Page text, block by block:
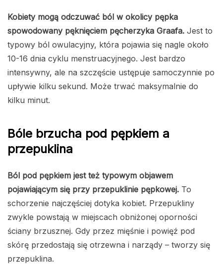
Kobiety mogą odczuwać ból w okolicy pępka
spowodowany pęknięciem pęcherzyka Graafa. Jest to
typowy ból owulacyjny, która pojawia się nagle około
10-16 dnia cyklu menstruacyjnego. Jest bardzo
intensywny, ale na szczęście ustępuje samoczynnie po
upływie kilku sekund. Może trwać maksymalnie do
kilku minut.
Bóle brzucha pod pępkiem a
przepuklina
Ból pod pępkiem jest też typowym objawem
pojawiającym się przy przepuklinie pępkowej. To
schorzenie najczęściej dotyka kobiet. Przepukliny
zwykle powstają w miejscach obniżonej oporności
ściany brzusznej. Gdy przez mięśnie i powięź pod
skórę przedostają się otrzewna i narządy – tworzy się
przepuklina.